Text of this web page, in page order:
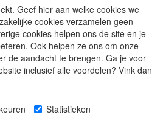
13 Outdoor Adventures
Geef hier aan welke cookies we
cookies verzamelen geen
cookies helpen ons de site en je
Ook helpen ze ons om onze
de aandacht te brengen. Ga je voor
inclusief alle voordelen? Vink dan
Statistieken